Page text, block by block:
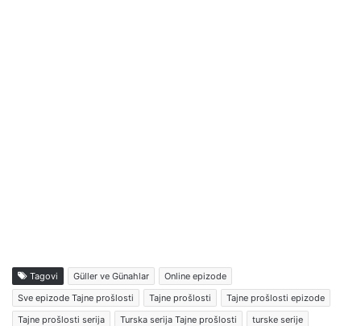
Tagovi Güller ve Günahlar
Online epizode
Sve epizode Tajne prošlosti
Tajne prošlosti
Tajne prošlosti epizode
Tajne prošlosti serija
Turska serija Tajne prošlosti turske serije